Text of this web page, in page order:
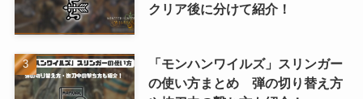
クリア後に分けて紹介！
「モンハンワイルズ」スリンガー
の使い方まとめ 弾の切り替え方